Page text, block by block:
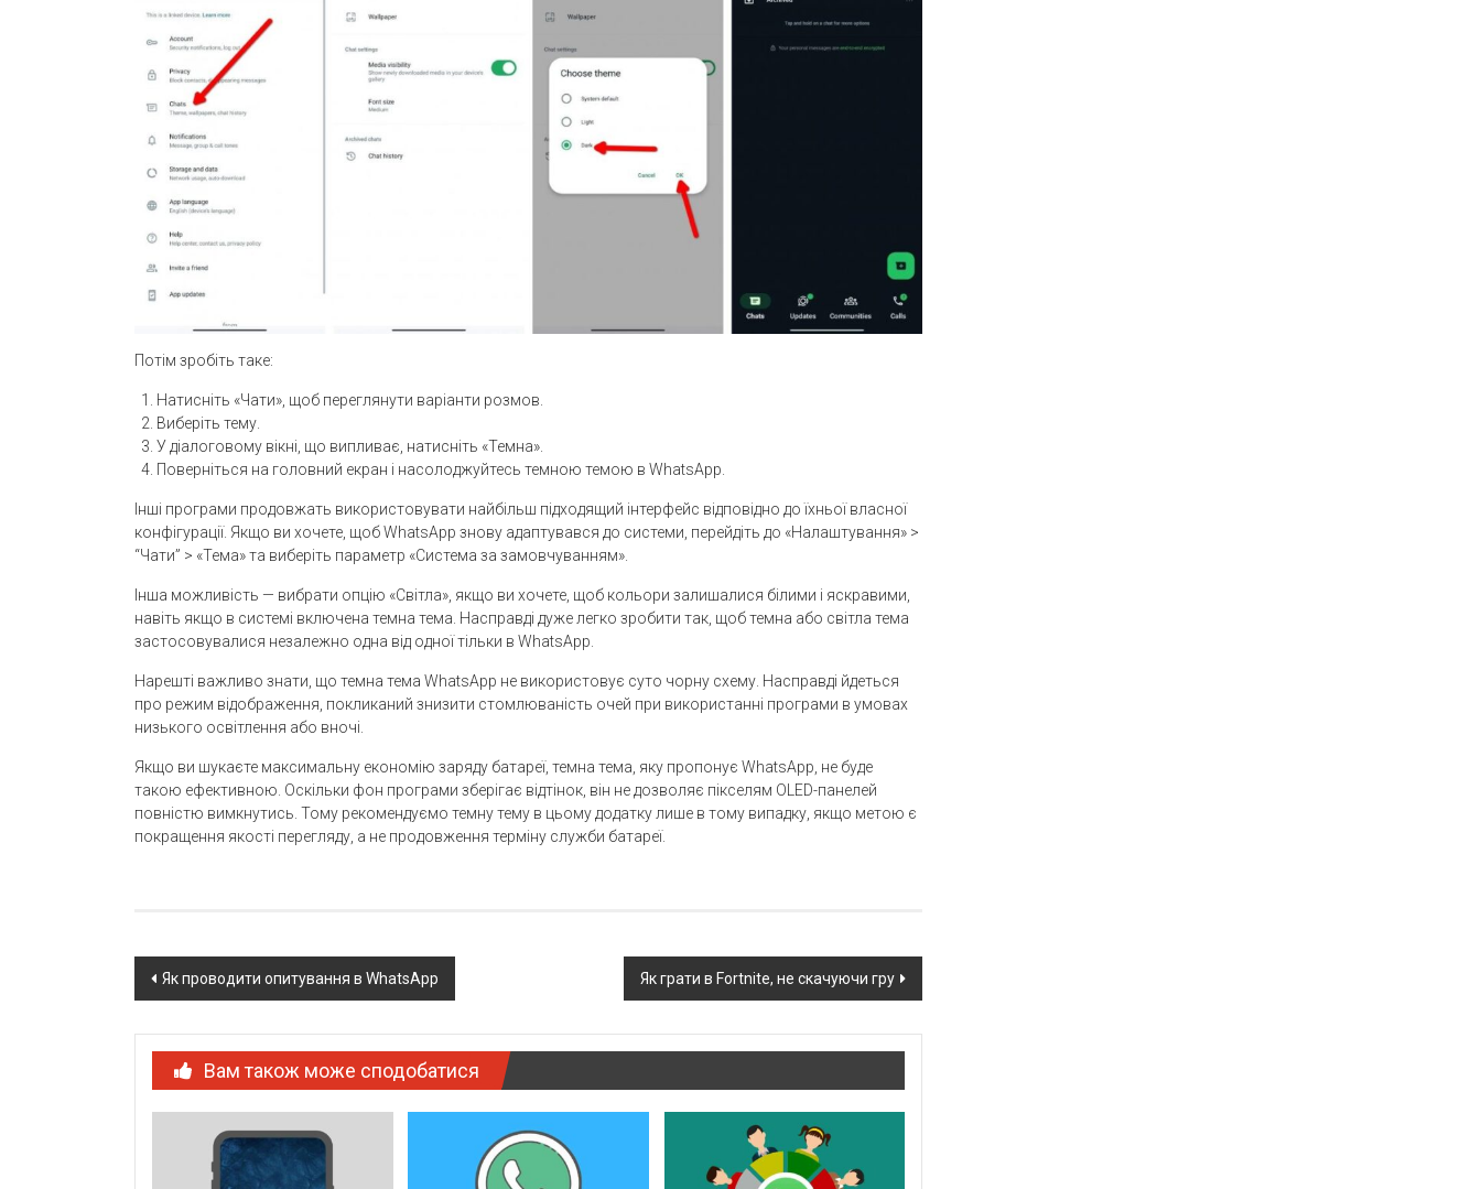
Потім зробіть таке:
Натисніть «Чати», щоб переглянути варіанти розмов.
Виберіть тему.
У діалоговому вікні, що випливає, натисніть «Темна».
Поверніться на головний екран і насолоджуйтесь темною темою в WhatsApp.
Інші програми продовжать використовувати найбільш підходящий інтерфейс відповідно до їхньої власної
конфігурації. Якщо ви хочете, щоб WhatsApp знову адаптувався до системи, перейдіть до «Налаштування» >
“Чати” > «Тема» та виберіть параметр «Система за замовчуванням».
Інша можливість — вибрати опцію «Світла», якщо ви хочете, щоб кольори залишалися білими і яскравими,
навіть якщо в системі включена темна тема. Насправді дуже легко зробити так, щоб темна або світла тема
застосовувалися незалежно одна від одної тільки в WhatsApp.
Нарешті важливо знати, що темна тема WhatsApp не використовує суто чорну схему. Насправді йдеться
про режим відображення, покликаний знизити стомлюваність очей при використанні програми в умовах
низького освітлення або вночі.
Якщо ви шукаєте максимальну економію заряду батареї, темна тема, яку пропонує WhatsApp, не буде
такою ефективною. Оскільки фон програми зберігає відтінок, він не дозволяє пікселям OLED-панелей
повністю вимкнутись. Тому рекомендуємо темну тему в цьому додатку лише в тому випадку, якщо метою є
покращення якості перегляду, а не продовження терміну служби батареї.
Post
Як проводити опитування в WhatsApp Як грати в Fortnite, не скачуючи гру
Вам також може сподобатися